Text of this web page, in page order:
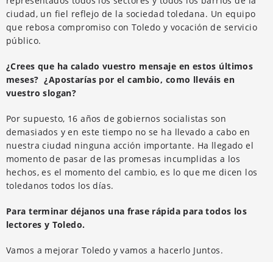
ciudad, un fiel reflejo de la sociedad toledana. Un equipo
que rebosa compromiso con Toledo y vocación de servicio
público.
¿Crees que ha calado vuestro mensaje en estos últimos
meses? ¿Apostarías por el cambio, como lleváis en
vuestro slogan?
Por supuesto, 16 años de gobiernos socialistas son
demasiados y en este tiempo no se ha llevado a cabo en
nuestra ciudad ninguna acción importante. Ha llegado el
momento de pasar de las promesas incumplidas a los
hechos, es el momento del cambio, es lo que me dicen los
toledanos todos los días.
Para terminar déjanos una frase rápida para todos los
lectores y Toledo.
Vamos a mejorar Toledo y vamos a hacerlo Juntos.